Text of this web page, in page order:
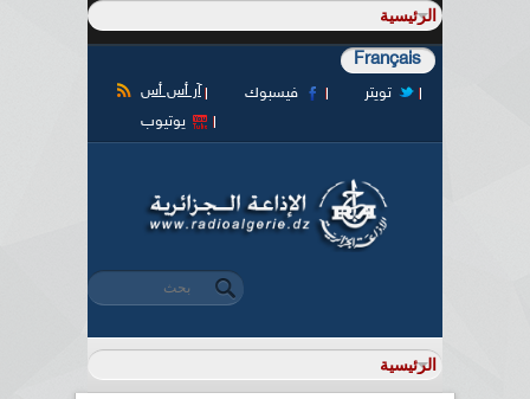
Français
آر أس أس فيسبوك
تويتر
يوتيوب
استمارة البحث
‏بحث ‏